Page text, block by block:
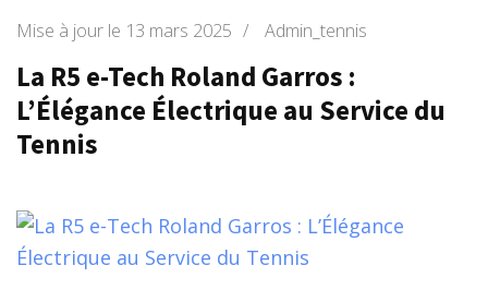
Mise à jour le 13 mars 2025 / Admin_tennis
La R5 e-Tech Roland Garros :
L’Élégance Électrique au Service du
Tennis